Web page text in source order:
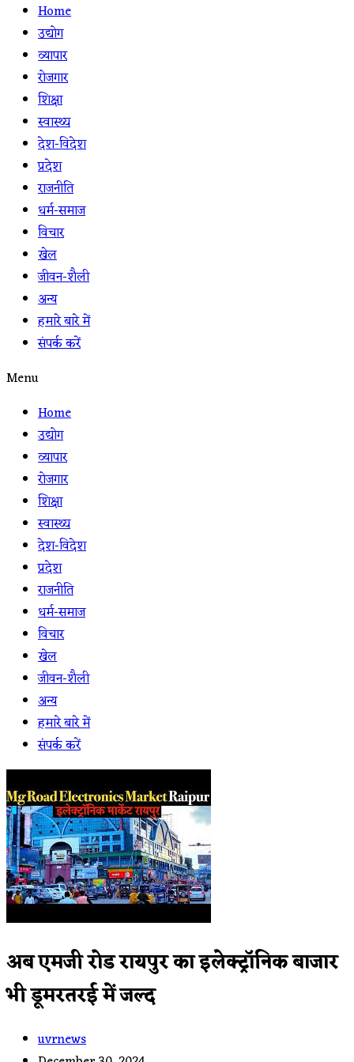
Home
उद्योग
व्यापार
रोजगार
शिक्षा
स्वास्थ्य
देश-विदेश
प्रदेश
राजनीति
धर्म-समाज
विचार
खेल
जीवन-शैली
अन्य
हमारे बारे में
संपर्क करें
Menu
Home
उद्योग
व्यापार
रोजगार
शिक्षा
स्वास्थ्य
देश-विदेश
प्रदेश
राजनीति
धर्म-समाज
विचार
खेल
जीवन-शैली
अन्य
हमारे बारे में
संपर्क करें
अब एमजी रोड रायपुर का इलेक्ट्रॉनिक बाजार
भी डूमरतरई में जल्द
Post
uvrnews